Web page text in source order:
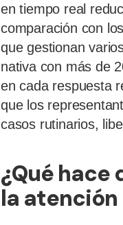
en tiempo real
comparación con
que gestionan
nativa con más de
en cada respuesta
que los
casos rutinarios,
¿Qué hace
la